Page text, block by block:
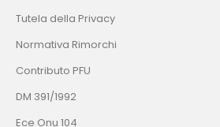
Tutela della Privacy
Normativa Rimorchi
Contributo PFU
DM 391/1992
Ece Onu 104